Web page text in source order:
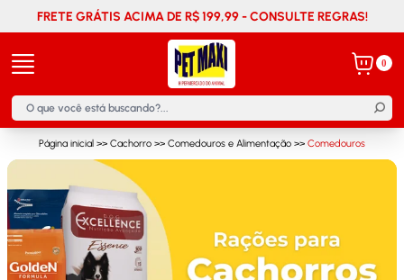
FRETE GRÁTIS ACIMA DE R$ 199,99 - CONSULTE REGRAS!
0
Página inicial >> Cachorro >> Comedouros e Alimentação >> Comedouros